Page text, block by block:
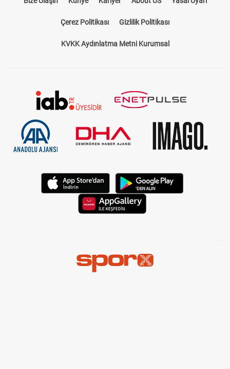
Çerez Politikası Gizlilik Politikası
KVKK Aydınlatma Metni Kurumsal